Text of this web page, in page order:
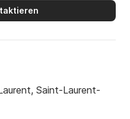
Saint-Laurent-